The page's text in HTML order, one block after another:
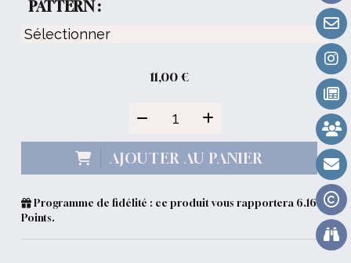
PATTERN :
11,00 €
AJOUTER AU PANIER
Programme de fidélité : ce produit vous rapportera 6.16
Points.